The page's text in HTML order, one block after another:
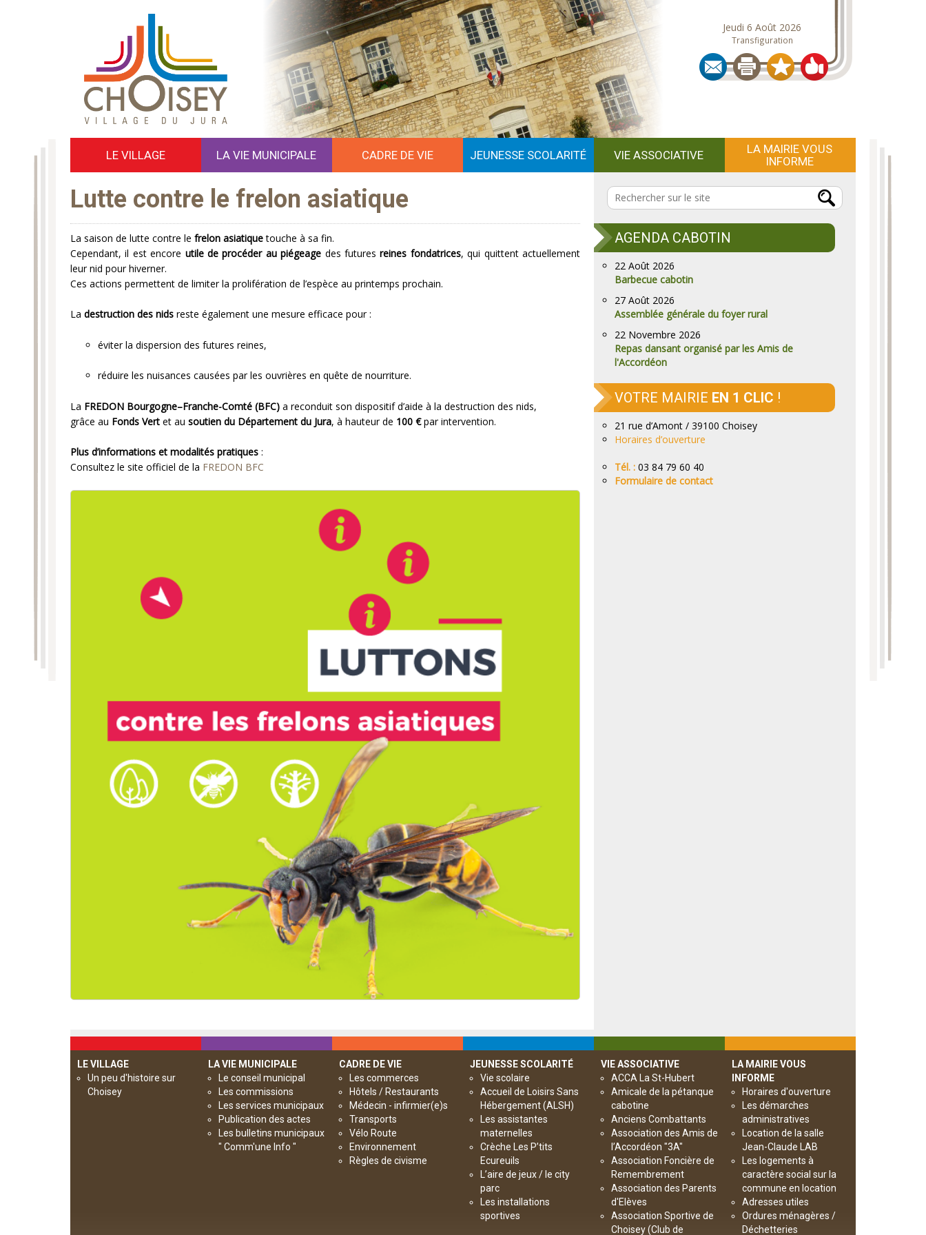
Jeudi 6 Août 2026
Transfiguration
ContactImprimer
Ajouter aux Favoris
Partager sur les réseaux sociaux
LE VILLAGE LA VIE MUNICIPALE CADRE DE VIE JEUNESSE SCOLARITÉ VIE ASSOCIATIVE
LA MAIRIE VOUS
INFORME
Lutte contre le frelon asiatique
La saison de lutte contre le frelon asiatiquetouche à sa fin.
Cependant, il est encore utile de procéder au piégeage des futuresreines fondatrices, qui quittent actuellement
leur nid pour hiverner.
Ces actions permettent de limiter la prolifération de l’espèce au printemps prochain.
La destruction des nids reste également une mesure efficace pour :
éviter la dispersion des futures reines,
réduire les nuisances causées par les ouvrières en quête de nourriture.
La FREDON Bourgogne–Franche-Comté (BFC) a reconduit son dispositif d’aide à la destruction des nids,
grâce au Fonds Vert et au soutien du Département du Jura, à hauteur de 100 €par intervention.
Plus d’informations et modalités pratiques :
Consultez le site officiel de la FREDON BFC
AGENDA CABOTIN
22 Août 2026
Barbecue cabotin
27 Août 2026
Assemblée générale du foyer rural
22 Novembre 2026
Repas dansant organisé par les Amis de
l'Accordéon
VOTRE MAIRIE EN 1 CLIC !
21 rue d’Amont / 39100 Choisey
Horaires d’ouverture
Tél. : 03 84 79 60 40
Formulaire de contact
LE VILLAGE
Un peu d'histoire sur
Choisey
LA VIE MUNICIPALE
Le conseil municipal
Les commissions
Les services municipaux
Publication des actes
Les bulletins municipaux
" Comm'une Info "
CADRE DE VIE
Les commerces
Hôtels / Restaurants
Médecin - infirmier(e)s
Transports
Vélo Route
Environnement
Règles de civisme
JEUNESSE SCOLARITÉ
Vie scolaire
Accueil de Loisirs Sans
Hébergement (ALSH)
Les assistantes
maternelles
Crèche Les P’tits
Ecureuils
L’aire de jeux / le city
parc
Les installations
sportives
VIE ASSOCIATIVE
ACCA La St-Hubert
Amicale de la pétanque
cabotine
Anciens Combattants
Association des Amis de
l’Accordéon "3A"
Association Foncière de
Remembrement
Association des Parents
d'Elèves
Association Sportive de
Choisey (Club de
LA MAIRIE VOUS
INFORME
Horaires d'ouverture
Les démarches
administratives
Location de la salle
Jean-Claude LAB
Les logements à
caractère social sur la
commune en location
Adresses utiles
Ordures ménagères /
Déchetteries